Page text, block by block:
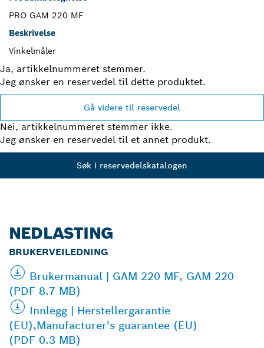
PRO GAM 220 MF
Beskrivelse
Vinkelmåler
Ja, artikkelnummeret stemmer.
Jeg ønsker en reservedel til dette produktet.
Gå videre til reservedel
Nei, artikkelnummeret stemmer ikke.
Jeg ønsker en reservedel til et annet produkt.
Søk i reservedelskatalogen
NEDLASTING
BRUKERVEILEDNING
Brukermanual | GAM 220 MF, GAM 220
(PDF 8.7 MB)
Innlegg | Herstellergarantie
(EU),Manufacturer's guarantee (EU)
(PDF 0.3 MB)